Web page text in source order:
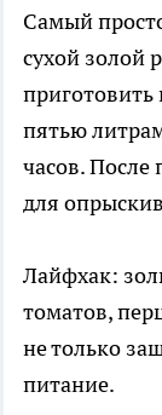
Самый
сухой золой
приготовить
пятью
часов. После
для
Лайфхак:
томатов,
не только
питание.